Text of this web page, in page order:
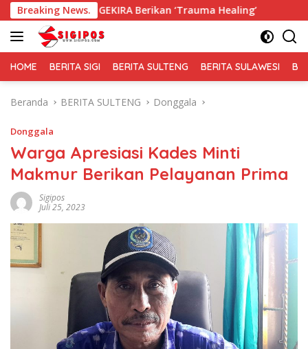
Langsung
ke
konten
Breaking News.
GEKIRA Berikan ‘Trauma Healing’ Membaur Tanpa
HOME BERITA SIGI BERITA SULTENG BERITA SULAWESI
Beranda BERITA SULTENG Donggala
Donggala
Warga Apresiasi Kades Minti
Makmur Berikan Pelayanan Prima
Sigipos
Juli 25, 2023